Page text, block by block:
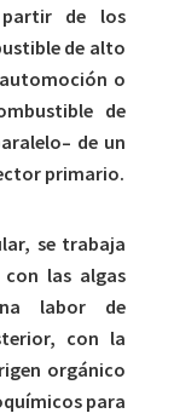
de los
de alto
o
de
de un
primario.
se trabaja
con las algas
labor de
con la
orgánico
para